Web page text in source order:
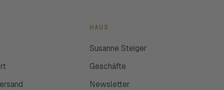
HAUS
Susanne Steiger
Geschäfte
Newsletter